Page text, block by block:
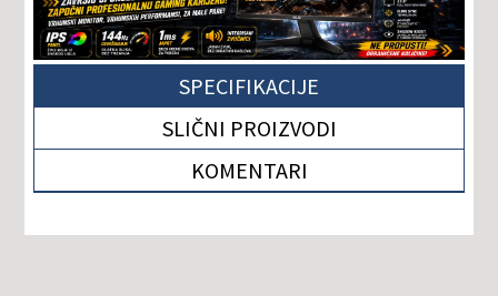
SPECIFIKACIJE
SLIČNI PROIZVODI
KOMENTARI